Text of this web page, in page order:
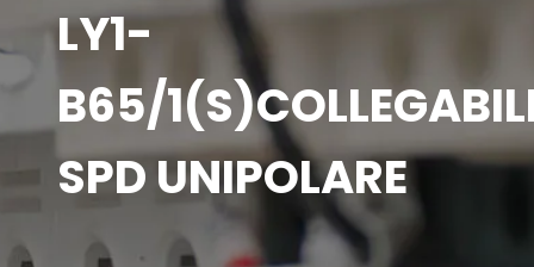
LY1-
B65/
SPD UNIPOLARE